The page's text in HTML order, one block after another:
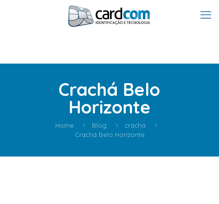
Crachá Belo
Horizonte
Home Blog
crachá
Crachá Belo Horizonte